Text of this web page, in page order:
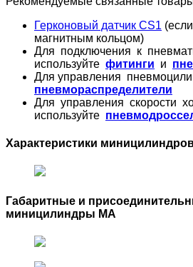
Герконовый датчик CS1
магнитным кольцом)
Для подключения к
используйте фитинги и
Для управления
пневмораспределители
Для управления скорости
используйте
Характеристики
Габаритные и
миницилиндры МА